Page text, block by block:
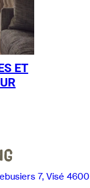
ET
7, Visé 4600